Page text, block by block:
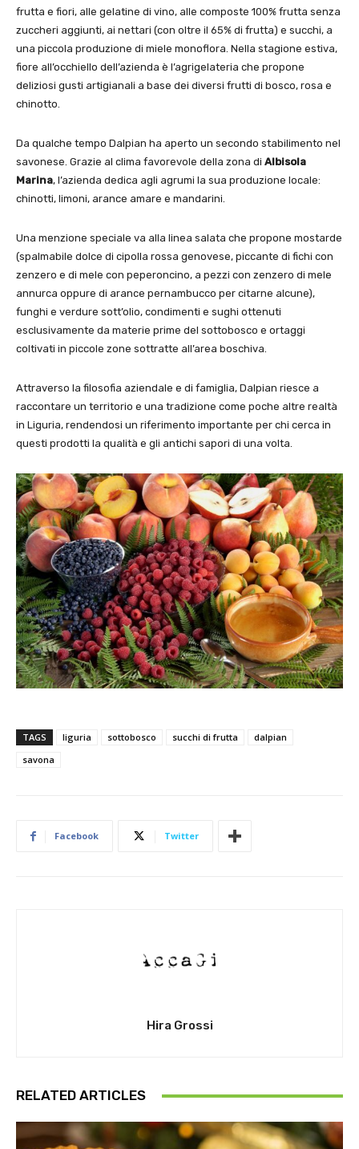
frutta e fiori, alle gelatine di vino, alle composte 100% frutta senza
zuccheri aggiunti, ai nettari (con oltre il 65% di frutta) e succhi, a
una piccola produzione di miele monoflora. Nella stagione estiva,
fiore all’occhiello dell’azienda è l’agrigelateria che propone
deliziosi gusti artigianali a base dei diversi frutti di bosco, rosa e
chinotto.
Da qualche tempo Dalpian ha aperto un secondo stabilimento nel
savonese. Grazie al clima favorevole della zona di Albisola
Marina, l’azienda dedica agli agrumi la sua produzione locale:
chinotti, limoni, arance amare e mandarini.
Una menzione speciale va alla linea salata che propone mostarde
(spalmabile dolce di cipolla rossa genovese, piccante di fichi con
zenzero e di mele con peperoncino, a pezzi con zenzero di mele
annurca oppure di arance pernambucco per citarne alcune),
funghi e verdure sott’olio, condimenti e sughi ottenuti
esclusivamente da materie prime del sottobosco e ortaggi
coltivati in piccole zone sottratte all’area boschiva.
Attraverso la filosofia aziendale e di famiglia, Dalpian riesce a
raccontare un territorio e una tradizione come poche altre realtà
in Liguria, rendendosi un riferimento importante per chi cerca in
questi prodotti la qualità e gli antichi sapori di una volta.
TAGS liguria sottobosco succhi di frutta
dalpian
savona
Facebook Twitter
Hira Grossi
RELATED ARTICLES